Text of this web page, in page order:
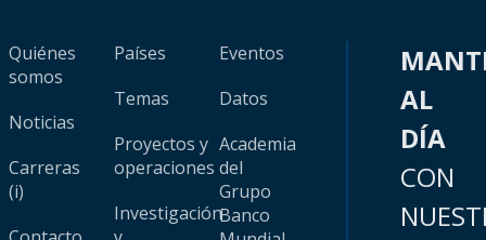
Quiénes
somos
Noticias
Carreras
(i)
Países
Temas
Proyectos y
operaciones
Investigación
Eventos
Datos
Academia
del
Grupo
Banco
AL
DÍA
CON